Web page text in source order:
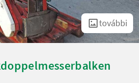
további